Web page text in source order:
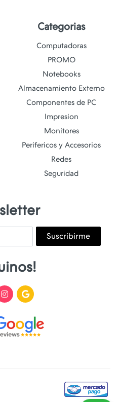
Categorias
Computadoras
PROMO
Notebooks
Almacenamiento Externo
Componentes de PC
Impresion
Monitores
Perifericos y Accesorios
Redes
Seguridad
Suscribirme